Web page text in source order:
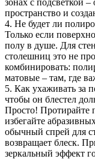
пространство и
4. Не будет ли
Только если
полу в душе. Для
столешниц это не
комбинировать:
матовые – там, где
5. Как ухаживать за
чтобы он блестел
Просто! Протирайте
избегайте
обычный спрей для
возвращает блеск.
зеркальный эффект